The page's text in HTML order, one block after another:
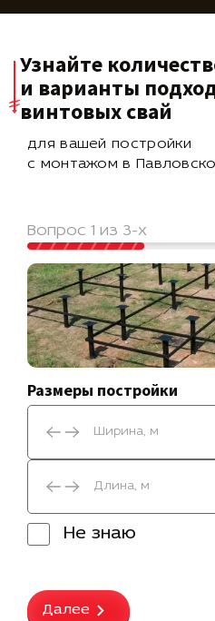
Узнайте
и варианты
винтовых свай
для вашей постройки
с монтажом в
Вопрос 1 из 3-х
Размеры постройки
Не знаю
Далее